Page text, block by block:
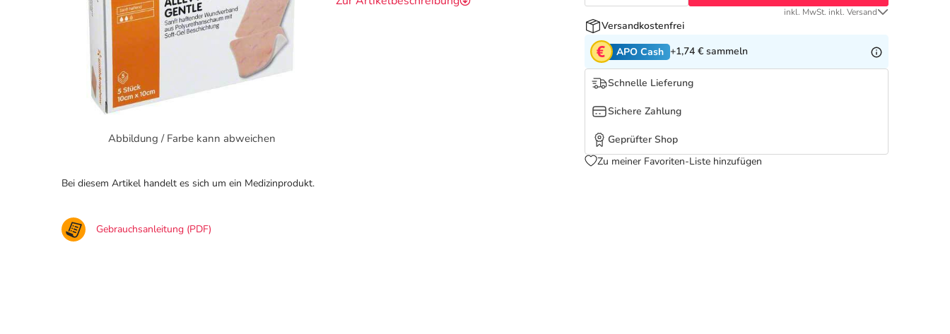
Abbildung / Farbe kann abweichen
inkl. MwSt. inkl. Versand
Versandkostenfrei
APO Cash +1,74 € sammeln
Schnelle Lieferung
Sichere Zahlung
Geprüfter Shop
Zu meiner Favoriten-Liste hinzufügen
Bei diesem Artikel handelt es sich um ein Medizinprodukt.
Gebrauchsanleitung (PDF)